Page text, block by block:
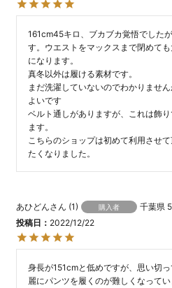
161cm45キロ、ブカブカ覚悟でした
す。ウエストをマックスまで閉めて
になります。
真冬以外は履ける素材です。
まだ洗濯していないのでわかりませ
よいです
ベルト通しがありますが、これは飾
ます。
こちらのショップは初めて利用させ
たくなりました。
あひどん 1 購入者 千葉県
投稿日
2022/12/22
身長が151cmと低めですが、思い切
麗にパンツを履くのが難しくなって